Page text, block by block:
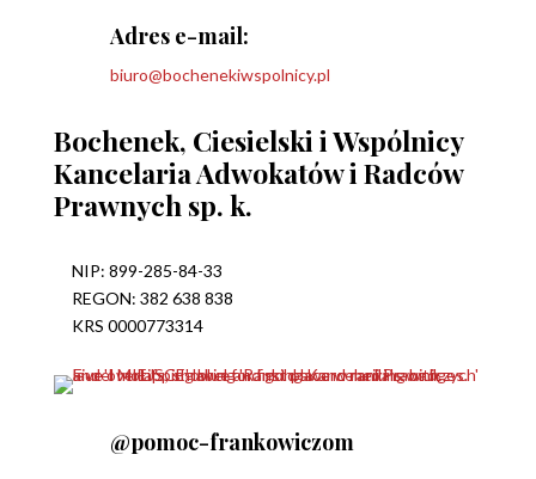
Adres e-mail:
biuro@bochenekiwspolnicy.pl
Bochenek, Ciesielski i Wspólnicy
Kancelaria Adwokatów i Radców
Prawnych sp. k.
NIP: 899-285-84-33
REGON: 382 638 838
KRS 0000773314
@pomoc-frankowiczom